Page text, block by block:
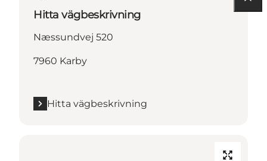
Hitta vägbeskrivning
Næssundvej 520
7960 Karby
Hitta vägbeskrivning